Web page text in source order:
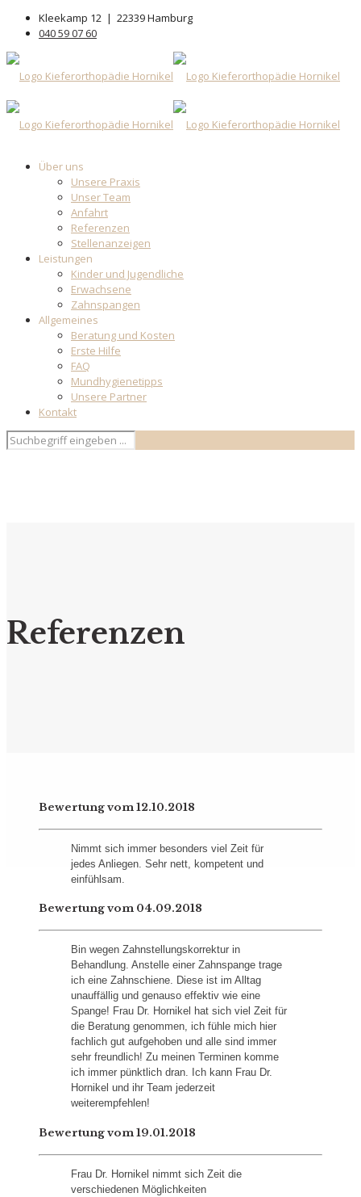
Kleekamp 12 | 22339 Hamburg
040 59 07 60
Über uns
Unsere Praxis
Unser Team
Anfahrt
Referenzen
Stellenanzeigen
Leistungen
Kinder und Jugendliche
Erwachsene
Zahnspangen
Allgemeines
Beratung und Kosten
Erste Hilfe
FAQ
Mundhygienetipps
Unsere Partner
Kontakt
Referenzen
Bewertung vom 12.10.2018
Nimmt sich immer besonders viel Zeit für
jedes Anliegen. Sehr nett, kompetent und
einfühlsam.
Bewertung vom 04.09.2018
Bin wegen Zahnstellungskorrektur in
Behandlung. Anstelle einer Zahnspange trage
ich eine Zahnschiene. Diese ist im Alltag
unauffällig und genauso effektiv wie eine
Spange! Frau Dr. Hornikel hat sich viel Zeit für
die Beratung genommen, ich fühle mich hier
fachlich gut aufgehoben und alle sind immer
sehr freundlich! Zu meinen Terminen komme
ich immer pünktlich dran. Ich kann Frau Dr.
Hornikel und ihr Team jederzeit
weiterempfehlen!
Bewertung vom 19.01.2018
Frau Dr. Hornikel nimmt sich Zeit die
verschiedenen Möglichkeiten